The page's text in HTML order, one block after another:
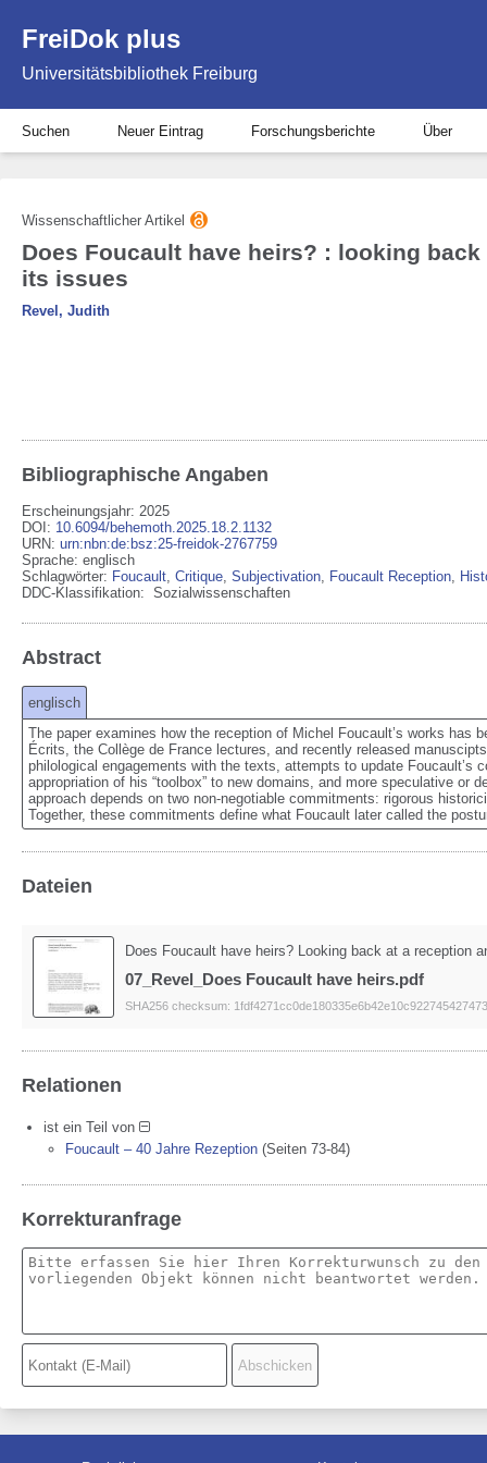
FreiDok plus
Universitätsbibliothek Freiburg
Suchen Neuer Eintrag Forschungsberichte Über
Wissenschaftlicher Artikel
Does Foucault have heirs? : looking
its issues
Revel, Judith
Bibliographische Angaben
Erscheinungsjahr: 2025
DOI : 10.6094/behemoth.2025.18.2.1132
URN: urn:nbn:de:bsz:25-freidok-2767759
Sprache: englisch
Schlagwörter: Foucault, Critique, Subjectivation, Foucault Reception,
DDC-Klassifikation: Sozialwissenschaften
Abstract
englisch
The paper examines how the reception of Michel Foucault’s works
Écrits, the Collège de France lectures, and recently released
philological engagements with the texts, attempts to update
appropriation of his “toolbox” to new domains, and more speculative
approach depends on two non-negotiable commitments: rigorous
Together, these commitments define what Foucault later called the
Dateien
Does Foucault have heirs? Looking back at a reception
07_Revel_Does Foucault have heirs.pdf
SHA256 checksum:
Relationen
ist ein Teil von
Foucault – 40 Jahre Rezeption (Seiten 73-84)
Korrekturanfrage